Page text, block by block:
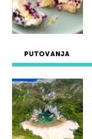
PUTOVANJA